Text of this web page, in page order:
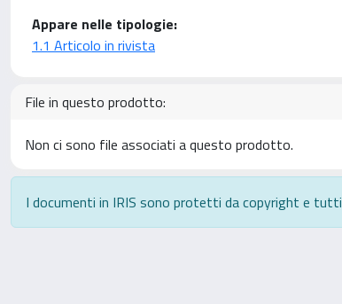
Appare nelle tipologie:
1.1 Articolo in rivista
File in questo prodotto:
Non ci sono file associati a questo prodotto.
I documenti in IRIS sono protetti da copyright e